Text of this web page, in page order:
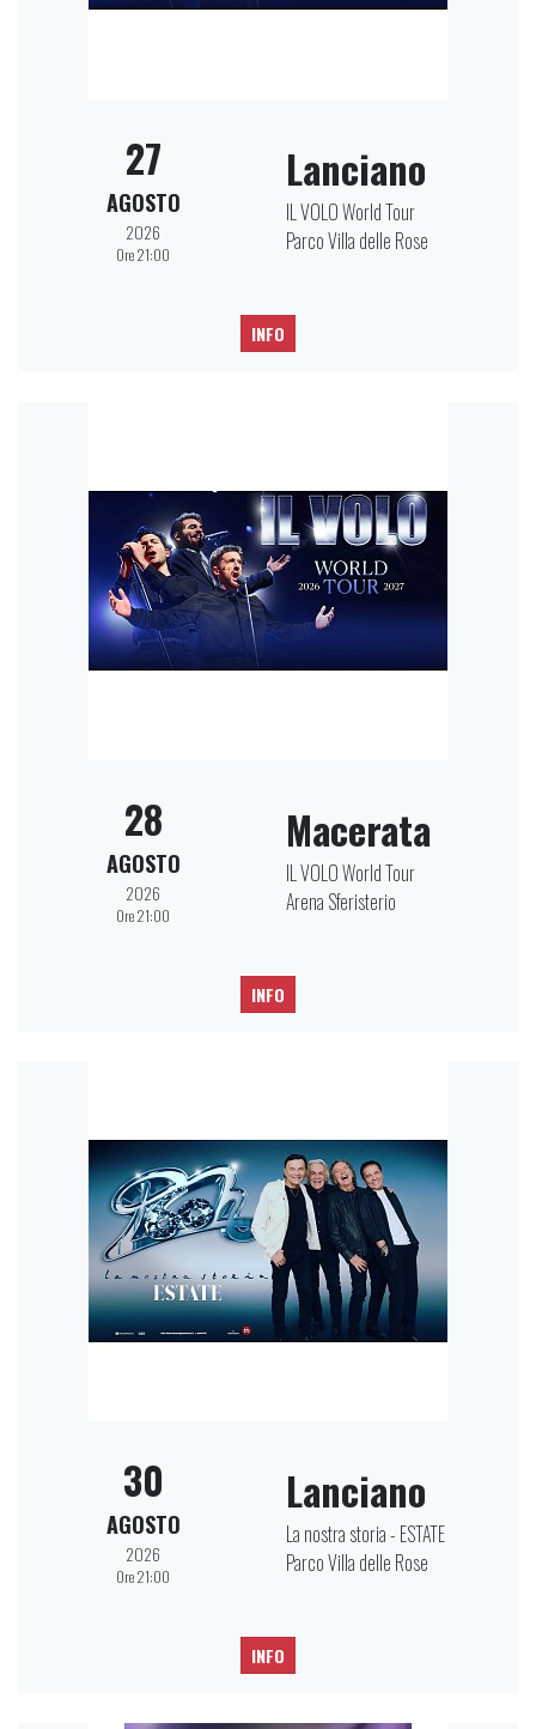
27
AGOSTO
2026
Ore 21:00
Lanciano
IL VOLO World Tour
Parco Villa delle Rose
INFO
28
AGOSTO
2026
Ore 21:00
Macerata
IL VOLO World Tour
Arena Sferisterio
INFO
30
AGOSTO
2026
Ore 21:00
Lanciano
La nostra storia - ESTATE
Parco Villa delle Rose
INFO